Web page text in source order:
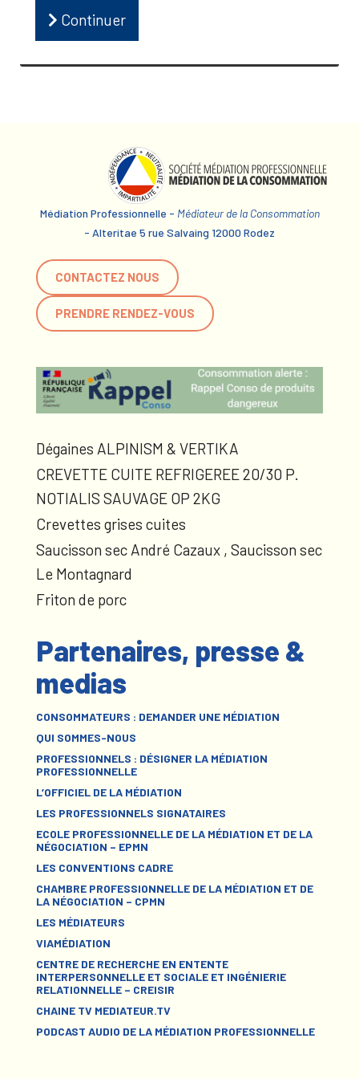
Continuer
Médiation Professionnelle - Médiateur de la Consommation
- Alteritae 5 rue Salvaing 12000 Rodez
CONTACTEZ NOUS
PRENDRE RENDEZ-VOUS
Dégaines ALPINISM & VERTIKA
CREVETTE CUITE REFRIGEREE 20/30 P.
NOTIALIS SAUVAGE OP 2KG
Crevettes grises cuites
Saucisson sec André Cazaux , Saucisson sec
Le Montagnard
Friton de porc
Partenaires, presse &
medias
CONSOMMATEURS : DEMANDER UNE MÉDIATION
QUI SOMMES-NOUS
PROFESSIONNELS : DÉSIGNER LA MÉDIATION
PROFESSIONNELLE
L’OFFICIEL DE LA MÉDIATION
LES PROFESSIONNELS SIGNATAIRES
ECOLE PROFESSIONNELLE DE LA MÉDIATION ET DE LA
NÉGOCIATION – EPMN
LES CONVENTIONS CADRE
CHAMBRE PROFESSIONNELLE DE LA MÉDIATION ET DE
LA NÉGOCIATION – CPMN
LES MÉDIATEURS
VIAMÉDIATION
CENTRE DE RECHERCHE EN ENTENTE
INTERPERSONNELLE ET SOCIALE ET INGÉNIERIE
RELATIONNELLE – CREISIR
CHAINE TV MEDIATEUR.TV
PODCAST AUDIO DE LA MÉDIATION PROFESSIONNELLE